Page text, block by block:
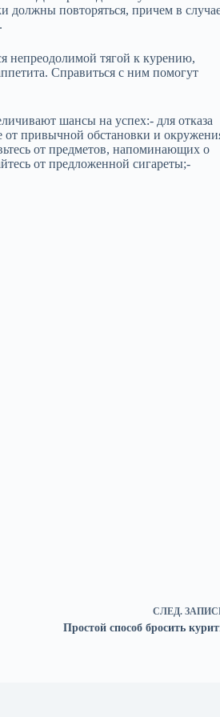
должны повторяться, причем в
непреодолимой тягой к курению,
Справиться с ним помогут
шансы на успех:- для отказа
от привычной обстановки и
от предметов, напоминающих о
от предложенной сигареты;-
СЛЕД.
Простой способ бросить